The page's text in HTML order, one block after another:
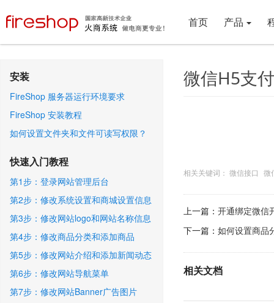
首页 产品
微信H5支
相关关键词： 微信接口 微
上一篇： 开通绑定微信
下一篇： 如何设置商品
相关文档
安装
FireShop 服务器运行环境要求
FireShop 安装教程
如何设置文件夹和文件可读写权限？
快速入门教程
第1步：登录网站管理后台
第2步：修改系统设置和商城设置信息
第3步：修改网站logo和网站名称信息
第4步：修改商品分类和添加商品
第5步：修改网站介绍和添加新闻动态
第6步：修改网站导航菜单
第7步：修改网站Banner广告图片